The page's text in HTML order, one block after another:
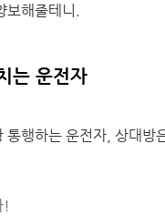
보해줄테니.
는 운전자
통행하는 운전자, 상대
!